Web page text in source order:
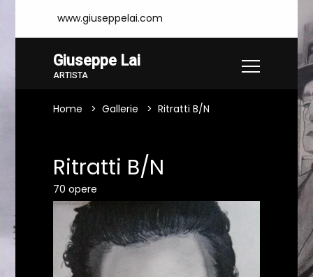
www.giuseppelai.com
Giuseppe Lai
ARTISTA
Home Gallerie Ritratti B/N
Ritratti B/N
70 opere